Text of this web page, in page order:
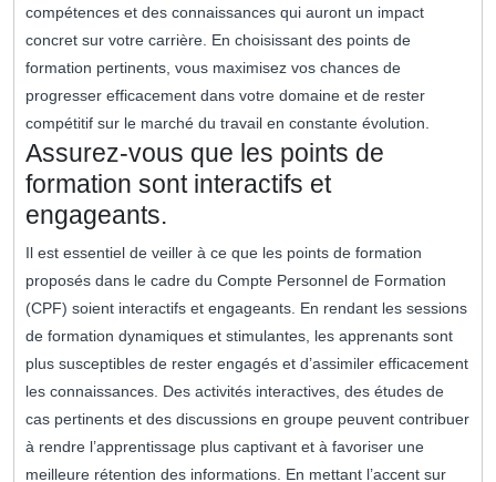
compétences et des connaissances qui auront un impact
concret sur votre carrière. En choisissant des points de
formation pertinents, vous maximisez vos chances de
progresser efficacement dans votre domaine et de rester
compétitif sur le marché du travail en constante évolution.
Assurez-vous que les points de
formation sont interactifs et
engageants.
Il est essentiel de veiller à ce que les points de formation
proposés dans le cadre du Compte Personnel de Formation
(CPF) soient interactifs et engageants. En rendant les sessions
de formation dynamiques et stimulantes, les apprenants sont
plus susceptibles de rester engagés et d’assimiler efficacement
les connaissances. Des activités interactives, des études de
cas pertinents et des discussions en groupe peuvent contribuer
à rendre l’apprentissage plus captivant et à favoriser une
meilleure rétention des informations. En mettant l’accent sur